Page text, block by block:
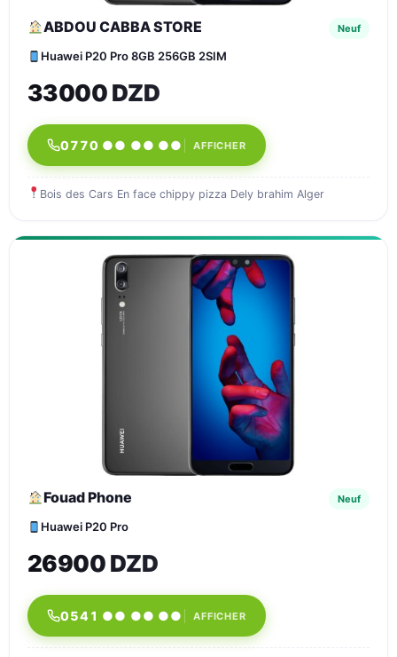
ABDOU CABBA STORE Neuf
Huawei P20 Pro 8GB 256GB 2SIM
33000 DZD
0770 ●● ●● ●● AFFICHER
Bois des Cars En face chippy pizza Dely brahim Alger
Fouad Phone Neuf
Huawei P20 Pro
26900 DZD
0541 ●● ●● ●● AFFICHER